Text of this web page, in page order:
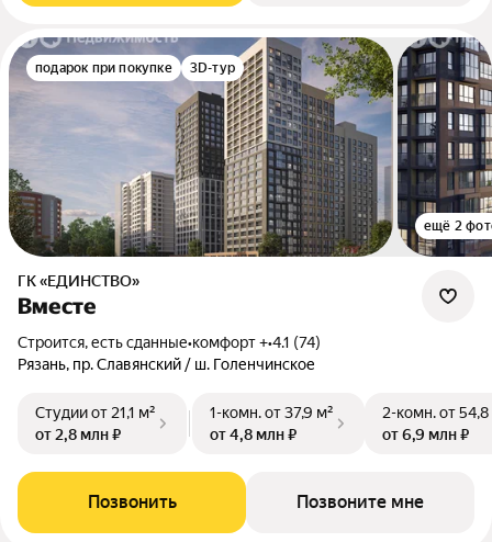
подарок при покупке 3D-тур
ещё 2
ГК «ЕДИНСТВО»
Вместе
Строится, есть сданные•комфорт +•4.1 (74)
Рязань, пр. Славянский / ш. Голенчинское
Студииот 21,1 м²
от 2,8 млн ₽
1-комн.от 37,9 м²
от 4,8 млн ₽
2-комн.от 54,8
от 6,9 млн ₽
Позвонить Позвоните мне